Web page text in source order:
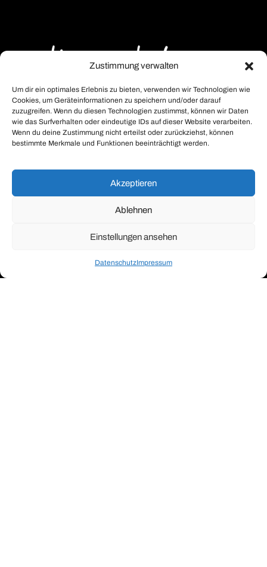
Zustimmung verwalten
Um dir ein optimales Erlebnis zu bieten, verwenden wir Technologien wie
Cookies, um Geräteinformationen zu speichern und/oder darauf
zuzugreifen. Wenn du diesen Technologien zustimmst, können wir Daten
wie das Surfverhalten oder eindeutige IDs auf dieser Website verarbeiten.
Wenn du deine Zustimmung nicht erteilst oder zurückziehst, können
bestimmte Merkmale und Funktionen beeinträchtigt werden.
Akzeptieren
Ablehnen
Einstellungen ansehen
DatenschutzImpressum
Kontakt Musterhauspark